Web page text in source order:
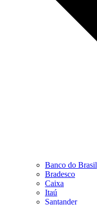
Banco do Brasil
Bradesco
Caixa
Itaú
Santander